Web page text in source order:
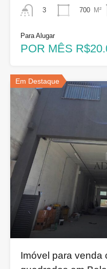
3
700 M²
Para Alugar
POR MÊS
Em Destaque
Imóvel para venda